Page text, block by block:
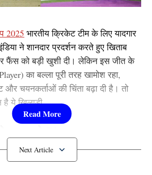
2025 भारतीय क्रिकेट टीम के लिए यादगार
ने शानदार प्रदर्शन करते हुए खिताब
फैंस को बड़ी खुशी दी। लेकिन इस जीत के
का बल्ला पूरी तरह खामोश रहा,
चयनकर्ताओं की चिंता बढ़ा दी है। तो
है ये खिलाड़ी…….